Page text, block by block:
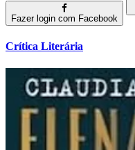
Fazer login com Facebook
Crítica Literária